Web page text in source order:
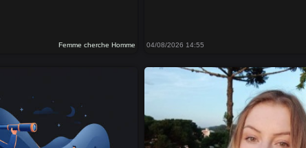
Femme cherche Homme 04/08/2026 14:55